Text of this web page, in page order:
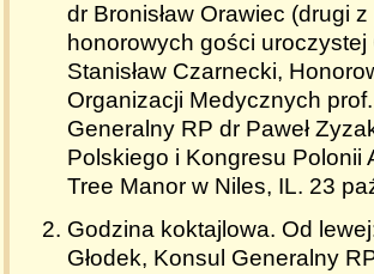
dr Bronisław Orawiec (drugi
honorowych gości
Stanisław Czarnecki,
Organizacji Medycznych
Generalny RP dr Paweł
Polskiego i Kongresu Polonii
Tree Manor w Niles, IL. 23
Godzina koktajlowa. Od
Głodek, Konsul Generalny